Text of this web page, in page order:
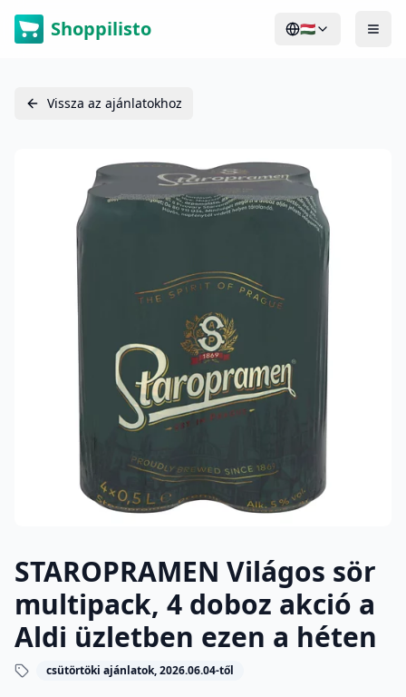
Shoppilisto 🇭🇺
Vissza az ajánlatokhoz
STAROPRAMEN Világos sör
multipack, 4 doboz akció a
Aldi üzletben ezen a héten
csütörtöki ajánlatok, 2026.06.04-től